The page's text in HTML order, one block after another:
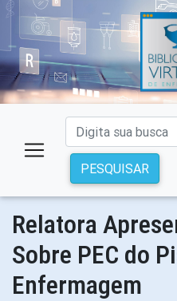
PESQUISAR
Relatora
Sobre PEC do
Enfermagem